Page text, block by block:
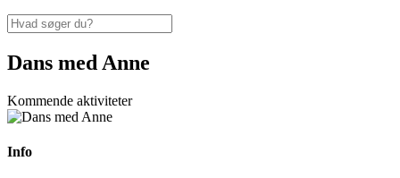
Dans med Anne
Kommende aktiviteter
Info